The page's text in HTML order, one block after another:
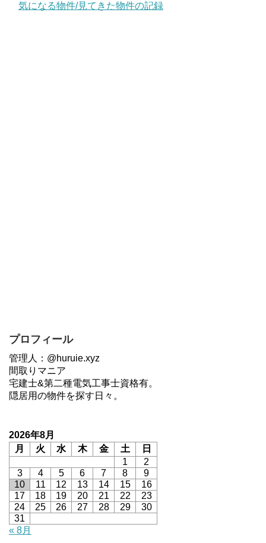
気になる物件/見てきた物件の記録
プロフィール
管理人：@huruie.xyz
間取りマニア
宅建士&第二種電気工事士資格有。
隠居用の物件を探す日々。
2026年8月
月
火 水 木 金 土
日
1
2
3
4 5 6 7 8
9
10
11 12 13 14 15
16
17
18 19 20 21 22
23
24
25 26 27 28 29
30
31
« 8月